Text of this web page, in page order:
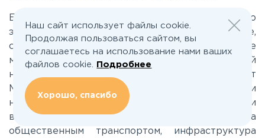
Новорязанское
Носовихинское
Пятницкое
Если вы желаете купить дачу, участок, дом, либо
элитный коттедж по Волоколамскому шоссе,
следует предварительно изучить все важные
моменты. Обращайте внимание перед покупкой
на такие характеристики, как: удаленность от
МКАД, площадь участка или дома, свет, газ и
наличие других коммуникаций, есть ли
возможность добраться до коттеджного поселка
общественным транспортом, инфраструктура
Наш сайт использует файлы cookie.
Продолжая пользоваться сайтом, вы
соглашаетесь на использование нами ваших
файлов cookie.
Подробнее
Хорошо, спасибо